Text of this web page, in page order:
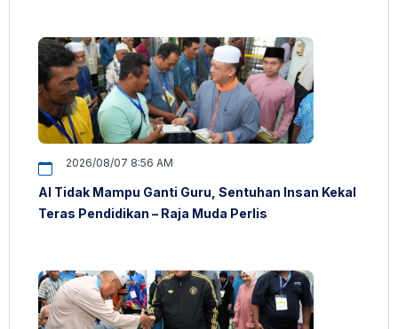
2026/08/07 8:56 AM
AI Tidak Mampu Ganti Guru, Sentuhan Insan Kekal
Teras Pendidikan – Raja Muda Perlis